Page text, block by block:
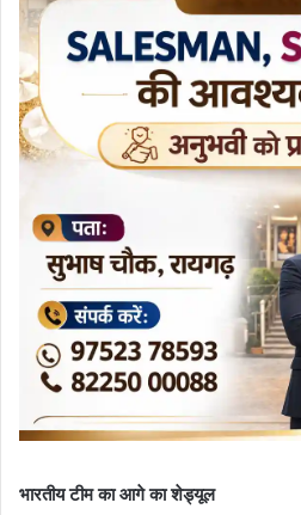
भारतीय टीम का आगे का शेड्यूल